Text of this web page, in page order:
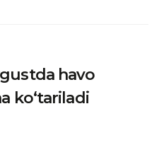
havo
ko‘tariladi